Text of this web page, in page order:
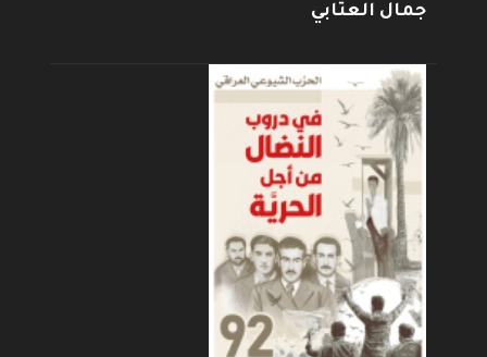
جمال العتابي